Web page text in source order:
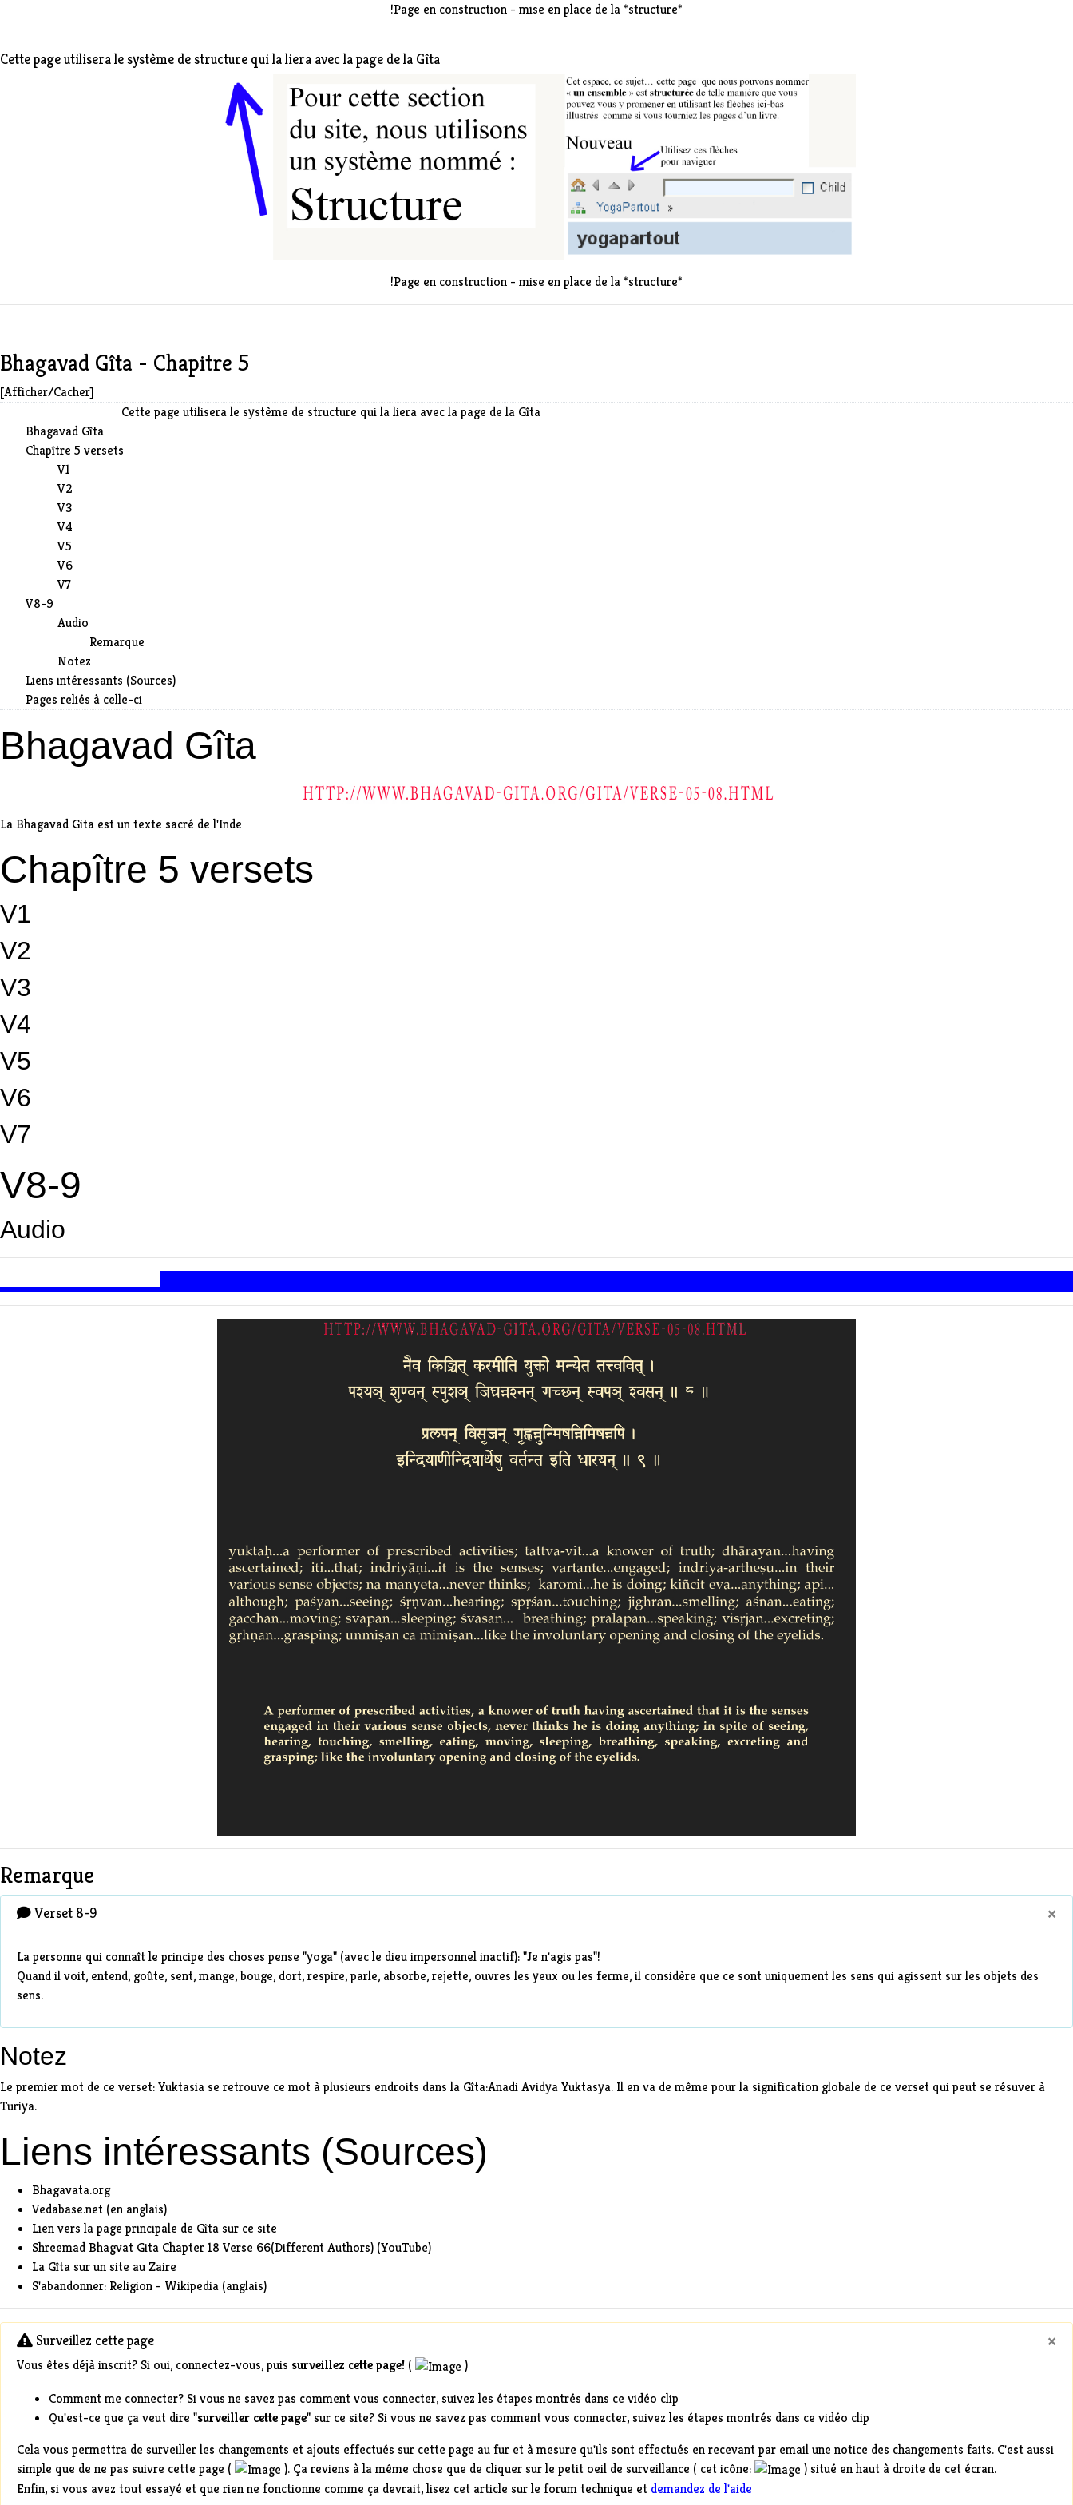
!Page en construction - mise en place de la *structure*
Cette page utilisera le système de structure qui la liera avec la page de la Gîta
!Page en construction - mise en place de la *structure*
Bhagavad Gîta - Chapitre 5
[Afficher/Cacher]
Cette page utilisera le système de structure qui la liera avec la page de la Gîta
Bhagavad Gîta
Chapître 5 versets
V1
V2
V3
V4
V5
V6
V7
V8-9
Audio
Remarque
Notez
Liens intéressants (Sources)
Pages reliés à celle-ci
Bhagavad Gîta
La Bhagavad Gita est un texte sacré de l'Inde
Chapître 5 versets
V1
V2
V3
V4
V5
V6
V7
V8-9
Audio
Remarque
×
Verset 8-9
La personne qui connaît le principe des choses pense "yoga" (avec le dieu impersonnel inactif): "Je n'agis pas"!
Quand il voit, entend, goûte, sent, mange, bouge, dort, respire, parle, absorbe, rejette, ouvres les yeux ou les ferme, il considère que ce sont uniquement les sens qui agissent sur les objets des
sens.
Notez
Le premier mot de ce verset:Yuktasiase retrouve ce mot à plusieurs endroits dans la Gîta:Anadi Avidya Yuktasya. Il en va de même pour la signification globale de ce verset qui peut se résuver à
Turiya.
Liens intéressants (Sources)
Bhagavata.org
Vedabase.net (en anglais)
Lien vers lapage principale de Gîtasur ce site
Shreemad Bhagvat Gita Chapter 18 Verse 66(Different Authors) (YouTube)
La Gîta sur un site au Zaire
S'abandonner: Religion - Wikipedia (anglais)
×
Surveillez cette page
Vous êtes déjàinscrit? Si oui, connectez-vous, puis surveillez cette page! (
)
Comment me connecter? Si vous ne savez pas comment vous connecter,suivez les étapes montrés dans ce vidéo clip
Qu'est-ce que ça veut dire "surveiller cette page" sur ce site? Si vous ne savez pas comment vous connecter,suivez les étapes montrés dans ce vidéo clip
Cela vous permettra de surveiller les changements et ajouts effectués sur cette page au fur et à mesure qu'ils sont effectués en recevant par email une notice des changements faits. C'est aussi
simple que de ne pas suivre cette page ( ). Ça reviens à la même chose que de cliquer sur le petit oeil de surveillance ( cet icône:
) situé en haut à droite de cet écran.
Enfin, si vous avez tout essayé et que rien ne fonctionne comme ça devrait,lisez cet article sur le forum technique et demandez de l'aide